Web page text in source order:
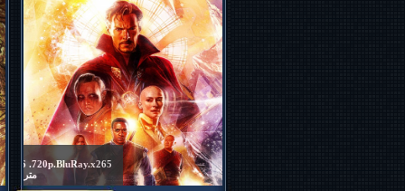
.720p.BluRay.x265
مترجم